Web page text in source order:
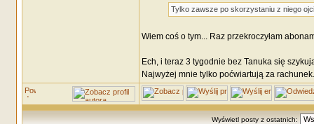
Tylko zawsze po skorzystaniu z niego
Wiem coś o tym... Raz przekroczyłam
Ech, i teraz 3 tygodnie bez Tanuka się
Najwyżej mnie tylko poćwiartują za rachunek.
Wyświetl posty z ostatnich: